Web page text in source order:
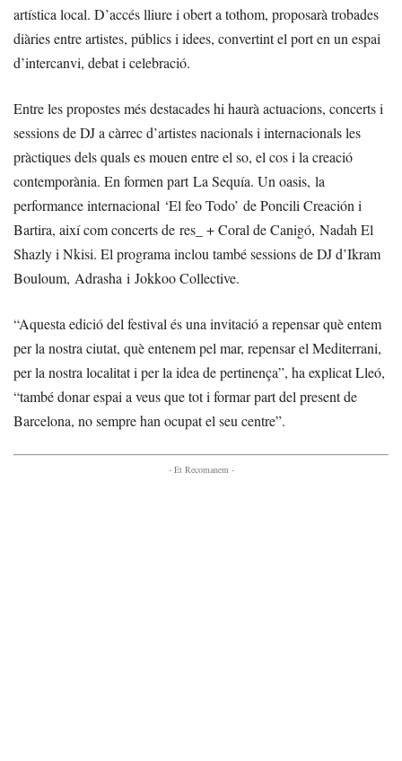
artística local. D’accés lliure i obert a tothom, proposarà trobades
diàries entre artistes, públics i idees, convertint el port en un espai
d’intercanvi, debat i celebració.
Entre les propostes més destacades hi haurà actuacions, concerts i
sessions de DJ a càrrec d’artistes nacionals i internacionals les
pràctiques dels quals es mouen entre el so, el cos i la creació
contemporània. En formen part La Sequía. Un oasis, la
performance internacional ‘El feo Todo’ de Poncili Creación i
Bartira, així com concerts de res_ + Coral de Canigó, Nadah El
Shazly i Nkisi. El programa inclou també sessions de DJ d’Ikram
Bouloum, Adrasha i Jokkoo Collective.
“Aquesta edició del festival és una invitació a repensar què entem
per la nostra ciutat, què entenem pel mar, repensar el Mediterrani,
per la nostra localitat i per la idea de pertinença”, ha explicat Lleó,
“també donar espai a veus que tot i formar part del present de
Barcelona, no sempre han ocupat el seu centre”.
- Et Recomanem -